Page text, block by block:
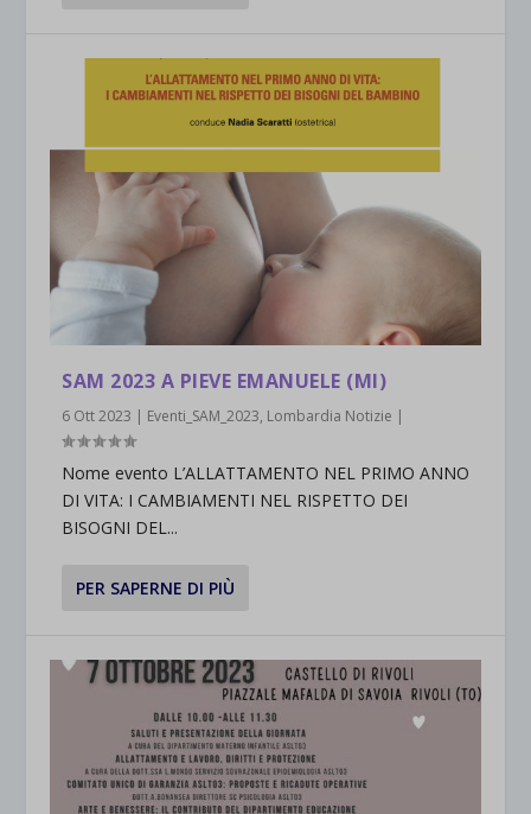
SAM 2023 A PIEVE EMANUELE (MI)
6 Ott 2023 | Eventi_SAM_2023, Lombardia Notizie |
Nome evento L’ALLATTAMENTO NEL PRIMO ANNO
DI VITA: I CAMBIAMENTI NEL RISPETTO DEI
BISOGNI DEL...
PER SAPERNE DI PIÙ